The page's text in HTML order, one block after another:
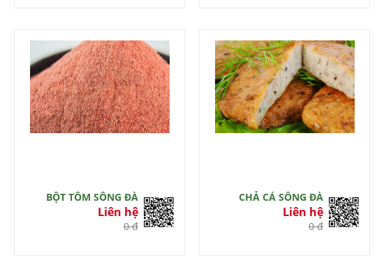
BỘT TÔM SÔNG ĐÀ
Liên hệ
0 đ
CHẢ CÁ SÔNG ĐÀ
Liên hệ
0 đ